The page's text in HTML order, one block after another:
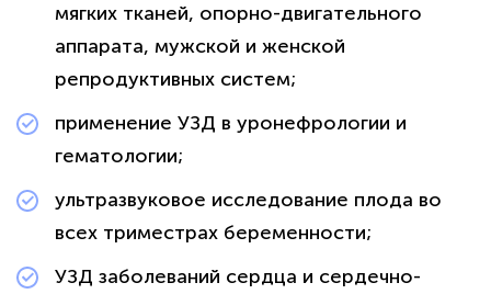
мягких тканей, опорно-двигательного
аппарата, мужской и женской
репродуктивных систем;
применение УЗД в уронефрологии и
гематологии;
ультразвуковое исследование плода во
всех триместрах беременности;
УЗД заболеваний сердца и сердечно-